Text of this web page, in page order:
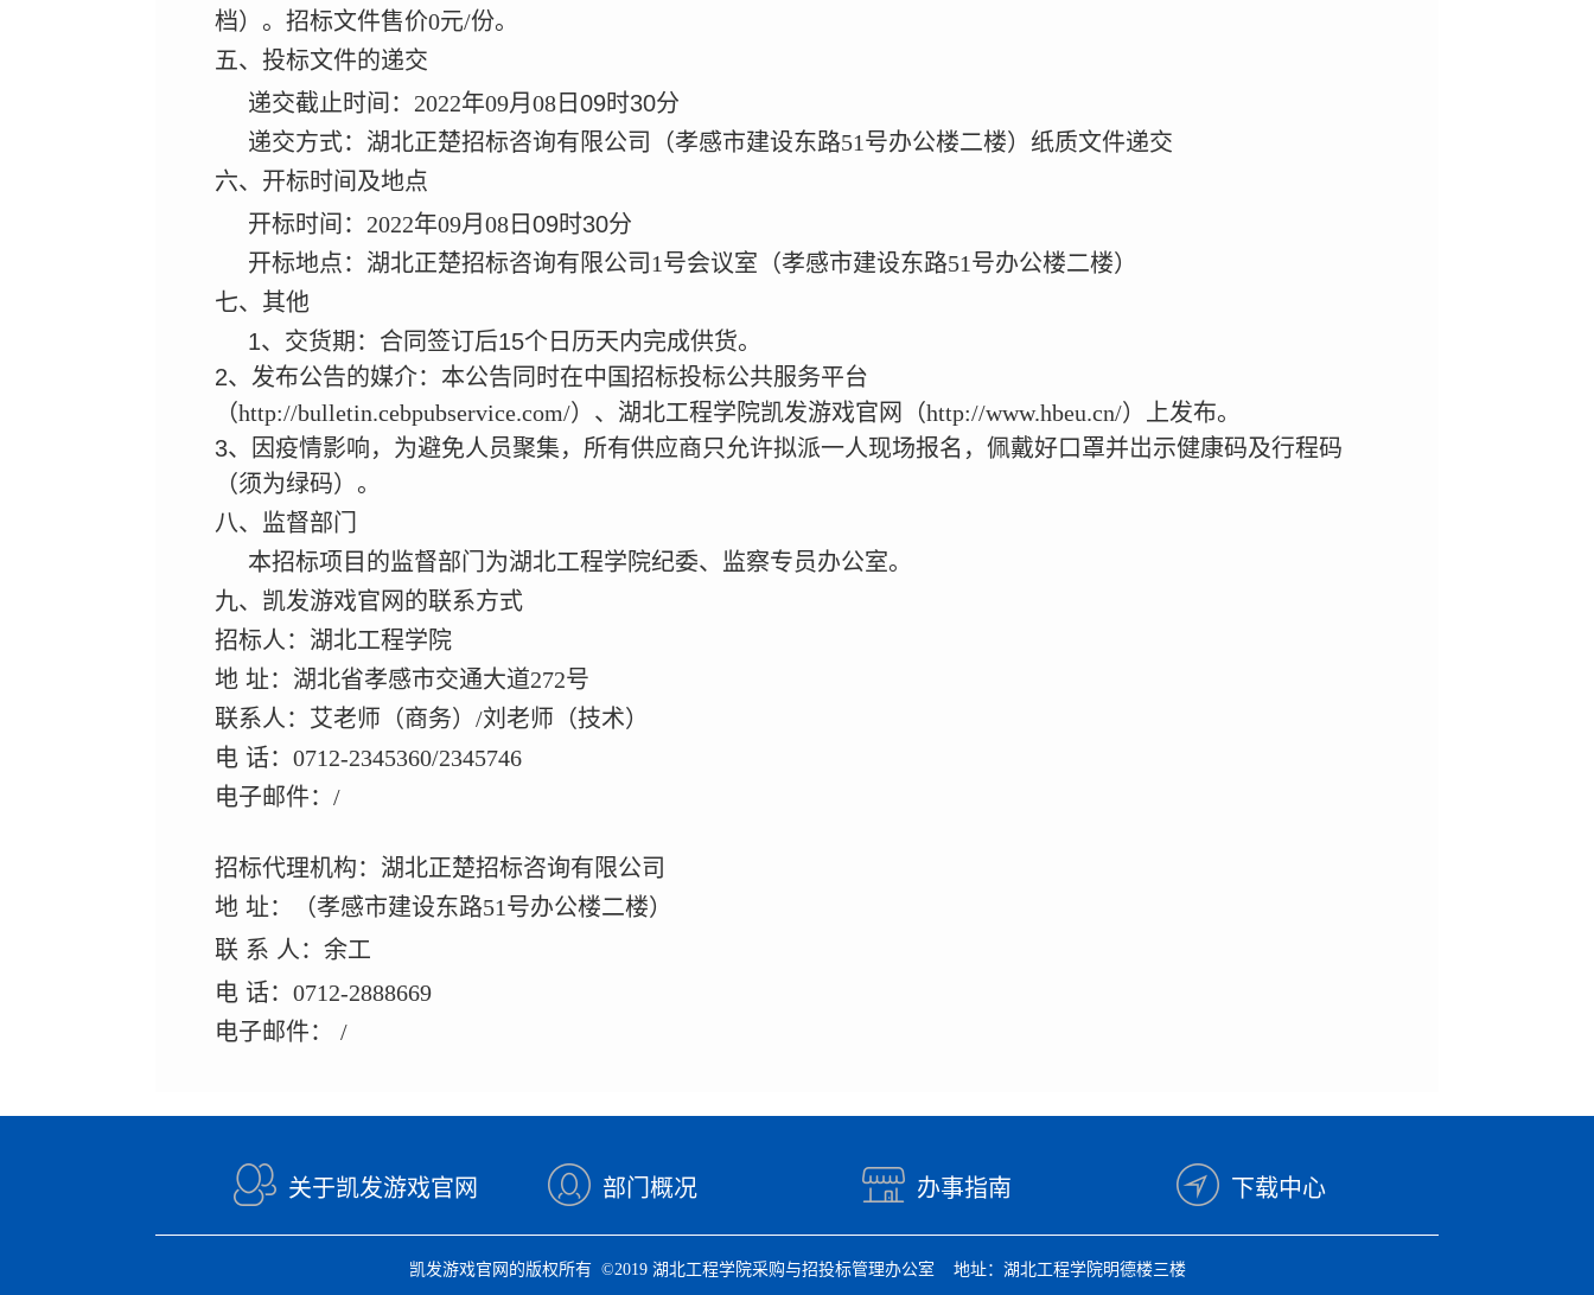
档）。招标文件售价0元/份。
五、投标文件的递交
递交截止时间：2022年09月08日 09时30分
递交方式：湖北正楚招标咨询有限公司（孝感市建设东路51号办公楼二楼）纸质文件递交
六、开标时间及地点
开标时间：2022年09月08日 09时30分
开标地点：湖北正楚招标咨询有限公司1号会议室（孝感市建设东路51号办公楼二楼）
七、其他
1、交货期：合同签订后15个日历天内完成供货。
2、发布公告的媒介：本公告同时在中国招标投标公共服务平台
（http://bulletin.cebpubservice.com/）、湖北工程学院凯发游戏官网（http://www.hbeu.cn/）上发布。
3、因疫情影响，为避免人员聚集，所有供应商只允许拟派一人现场报名，佩戴好口罩并岀示健康码及行程码
（须为绿码）。
八、监督部门
本招标项目的监督部门为湖北工程学院纪委、监察专员办公室。
九、凯发游戏官网的联系方式
招标人：湖北工程学院
地 址：湖北省孝感市交通大道272号
联系人：艾老师（商务）/刘老师（技术）
电 话：0712-2345360/2345746
电子邮件：/
招标代理机构：湖北正楚招标咨询有限公司
地 址：（孝感市建设东路51号办公楼二楼）
联 系 人：余工
电 话：0712-2888669
电子邮件：
/
关于凯发游戏官网 部门概况 办事指南 下载中心
凯发游戏官网的版权所有 ©2019 湖北工程学院采购与招投标管理办公室 地址：湖北工程学院明德楼三楼